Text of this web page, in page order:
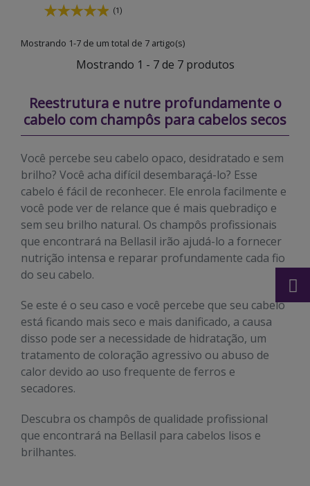
(1)
Mostrando 1-7 de um total de 7 artigo(s)
Mostrando 1 - 7 de 7 produtos
Reestrutura e nutre profundamente o
cabelo com champôs para cabelos secos
Você percebe seu cabelo opaco, desidratado e sem
brilho? Você acha difícil desembaraçá-lo? Esse
cabelo é fácil de reconhecer. Ele enrola facilmente e
você pode ver de relance que é mais quebradiço e
sem seu brilho natural. Os champôs profissionais
que encontrará na Bellasil irão ajudá-lo a fornecer
nutrição intensa e reparar profundamente cada fio
do seu cabelo.
Se este é o seu caso e você percebe que seu cabelo
está ficando mais seco e mais danificado, a causa
disso pode ser a necessidade de hidratação, um
tratamento de coloração agressivo ou abuso de
calor devido ao uso frequente de ferros e
secadores.
Descubra os champôs de qualidade profissional
que encontrará na Bellasil para cabelos lisos e
brilhantes.